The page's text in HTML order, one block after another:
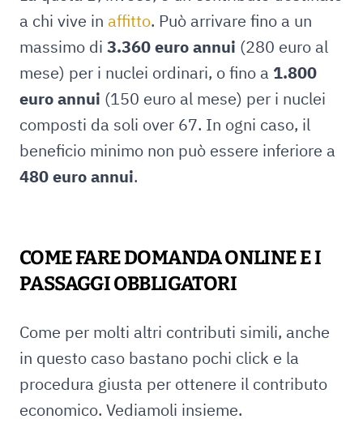
a chi vive in affitto. Può arrivare fino a un
massimo di 3.360 euro annui (280 euro al
mese) per i nuclei ordinari, o fino a 1.800
euro annui (150 euro al mese) per i nuclei
composti da soli over 67. In ogni caso, il
beneficio minimo non può essere inferiore a
480 euro annui.
COME FARE DOMANDA ONLINE E I
PASSAGGI OBBLIGATORI
Come per molti altri contributi simili, anche
in questo caso bastano pochi click e la
procedura giusta per ottenere il contributo
economico. Vediamoli insieme.